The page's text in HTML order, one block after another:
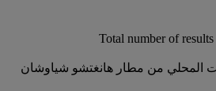
Total number of
في 00:10 بالتوقيت المحلي من مطار هانغتشو شياوشان